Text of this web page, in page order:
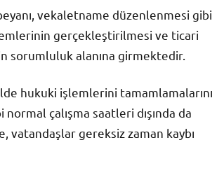
vekaletname düzenlenmesi gibi
gerçekleştirilmesi ve ticari
alanına girmektedir.
hukuki işlemlerini tamamlamalarını
çalışma saatleri dışında da
vatandaşlar gereksiz zaman kaybı